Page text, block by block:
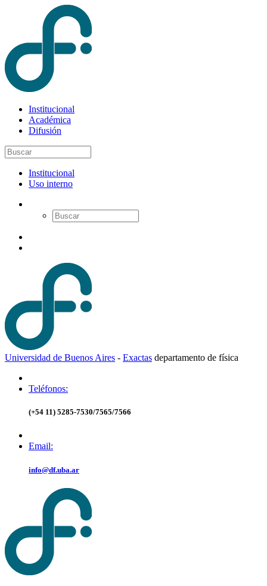
Institucional
Académica
Difusión
Institucional
Uso interno
Universidad de Buenos Aires - Exactas departamento de física
Teléfonos:
(+54 11) 5285-7530/7565/7566
Email:
info@df.uba.ar